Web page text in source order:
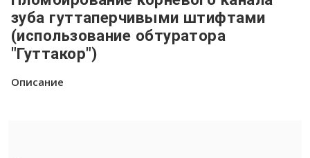
зуба гуттаперчивыми штифтами
(использование обтуратора
"Гуттакор")
Описание